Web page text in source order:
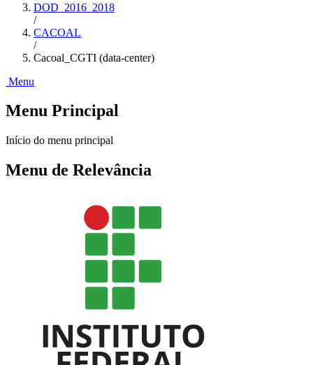
DOD_2016_2018
/
CACOAL
/
Cacoal_CGTI (data-center)
Menu
Menu Principal
Início do menu principal
Menu de Relevância